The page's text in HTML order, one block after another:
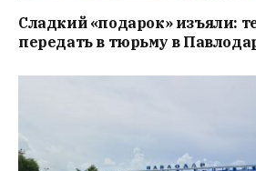
Сладкий «подарок» изъяли:
передать в тюрьму в